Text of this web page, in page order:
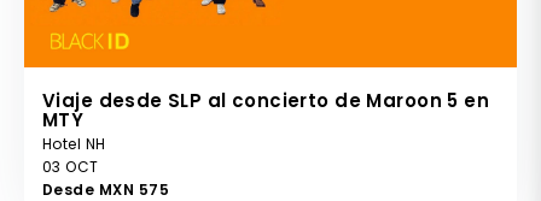
Viaje desde SLP al concierto de Maroon 5 en
MTY
Hotel NH
03 OCT
Desde MXN 575